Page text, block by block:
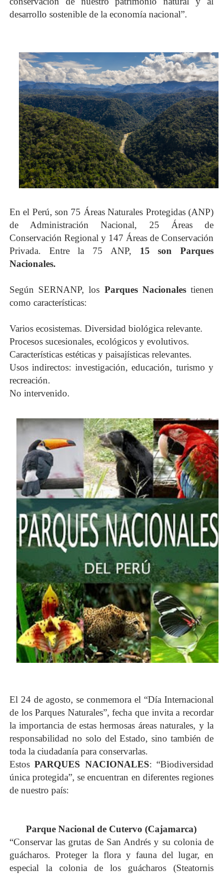
desarrollo sostenible de la economía nacional”.
En el Perú, son 75 Áreas Naturales Protegidas (ANP)
de Administración Nacional, 25 Áreas de
Conservación Regional y 147 Áreas de Conservación
Privada. Entre la 75 ANP, 15 son Parques
Nacionales.
Según SERNANP, los Parques Nacionalestienen
como características:
Varios ecosistemas. Diversidad biológica relevante.
Procesos sucesionales, ecológicos y evolutivos.
Características estéticas y paisajísticas relevantes.
Usos indirectos: investigación, educación, turismo y
recreación.
No intervenido.
El 24 de agosto, se conmemora el “Día Internacional
de los Parques Naturales”, fecha que invita a recordar
la importancia de estas hermosas áreas naturales, y la
responsabilidad no solo del Estado, sino también de
toda la ciudadanía para conservarlas.
EstosPARQUES NACIONALES: “Biodiversidad
única protegida”, se encuentran en diferentes regiones
de nuestro país:
Parque Nacional de Cutervo (Cajamarca)
“Conservar las grutas de San Andrés y su colonia de
guácharos. Proteger la flora y fauna del lugar, en
especial la colonia de los guácharos (Steatornis